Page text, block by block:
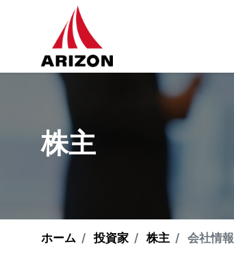
株主
ホーム 投資家 株主 会社情報